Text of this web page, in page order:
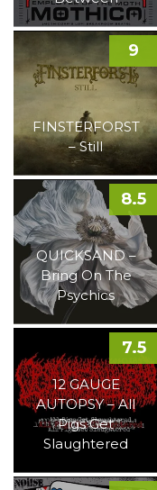
FINSTERFORST
– Still
9
QUICKSAND –
Bring On The
Psychics
8.5
12 GAUGE
AUTOPSY – All
Pigs Get
Slaughtered
7.5